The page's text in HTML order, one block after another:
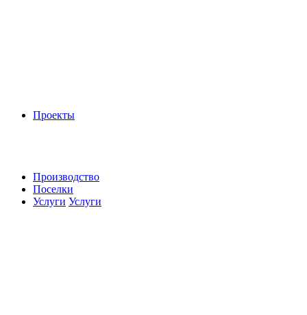
Проекты
Производство
Поселки
Услуги Услуги